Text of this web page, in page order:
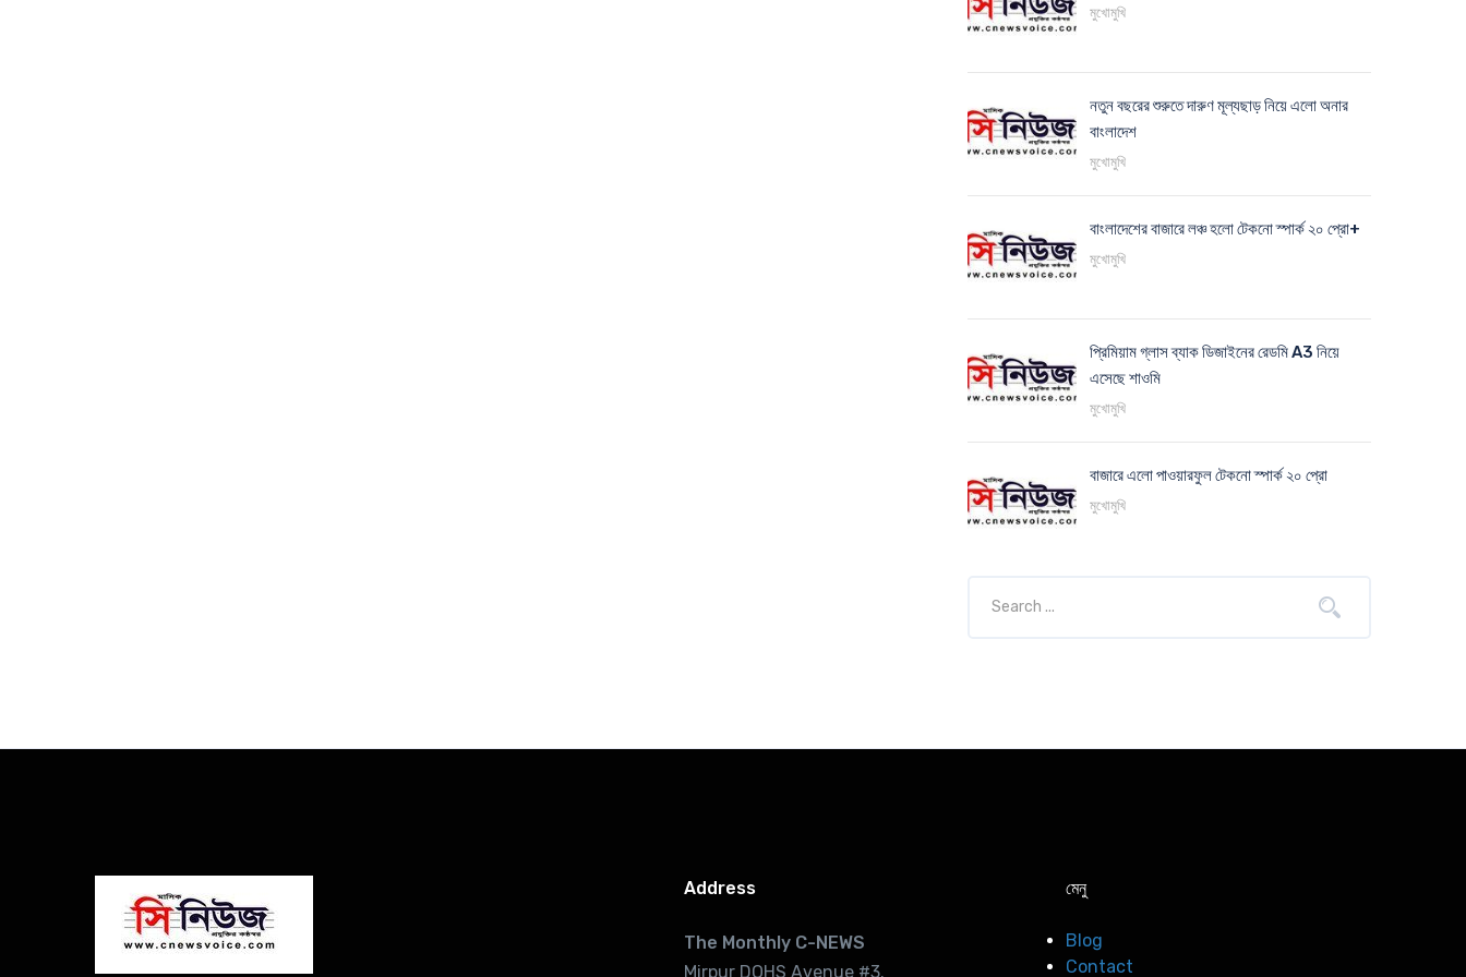
মুখোমুখি
নতুন বছরের শুরুতে দারুণ মূল্যছাড় নিয়ে এলো অনার
বাংলাদেশ
মুখোমুখি
বাংলাদেশের বাজারে লঞ্চ হলো টেকনো স্পার্ক ২০ প্রো+
মুখোমুখি
প্রিমিয়াম গ্লাস ব্যাক ডিজাইনের রেডমি A3 নিয়ে
এসেছে শাওমি
মুখোমুখি
বাজারে এলো পাওয়ারফুল টেকনো স্পার্ক ২০ প্রো
মুখোমুখি
Address
The Monthly C-NEWS
Mirpur DOHS Avenue #3.
মেনু
Blog
Contact